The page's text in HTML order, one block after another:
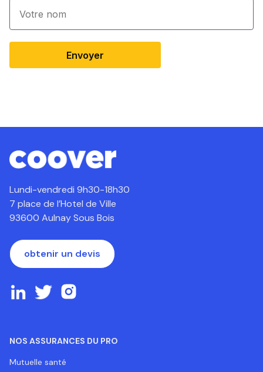
Envoyer
Lundi-vendredi 9h30-18h30
7 place de l’Hotel de Ville
93600 Aulnay Sous Bois
obtenir un devis
NOS ASSURANCES DU PRO
Mutuelle santé